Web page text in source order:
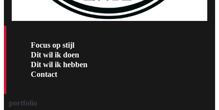
Focus op stijl
Dit wil ik doen
Dit wil ik hebben
Contact
portfolio